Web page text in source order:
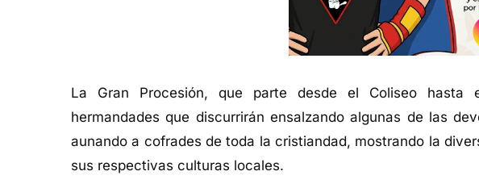
La Gran Procesión, que parte desde el Coliseo hasta
hermandades que discurrirán ensalzando algunas de las
aunando a cofrades de toda la cristiandad, mostrando la
sus respectivas culturas locales.